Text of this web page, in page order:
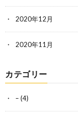
2020年12月
2020年11月
カテゴリー
–(4)